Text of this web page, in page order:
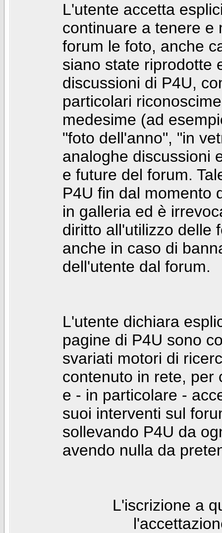
L'utente accetta
continuare a tenere e
forum le foto, anche
siano state riprodotte
discussioni di P4U,
particolari
medesime (ad
"foto dell'anno", "in
analoghe discussioni
e future del forum.
P4U fin dal momento
in galleria ed è
diritto all'utilizzo delle
anche in caso di
dell'utente dal forum.
L'utente dichiara
pagine di P4U sono
svariati motori di
contenuto in rete, per
e - in particolare -
suoi interventi sul
sollevando P4U da
avendo nulla da
L'iscrizione a